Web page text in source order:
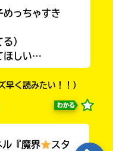
めっちゃすき
）
ほしい…
早く読みたい！！）
わかる
『魔界
スタ